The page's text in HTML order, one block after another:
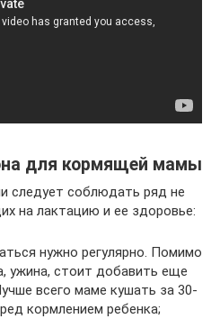
для кормящей мамы
следует соблюдать ряд не
на лактацию и ее здоровье:
нужно регулярно. Помимо
ужина, стоит добавить еще
всего маме кушать за 30-
кормлением ребенка;